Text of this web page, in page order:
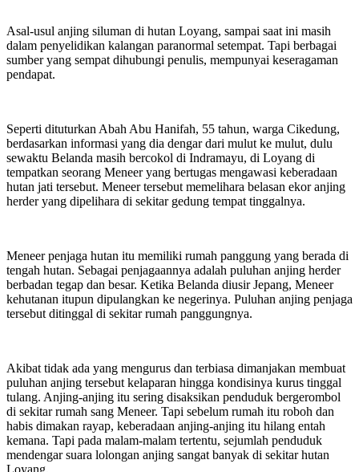
Asal-usul anjing siluman di hutan Loyang, sampai saat ini masih
dalam penyelidikan kalangan paranormal setempat. Tapi berbagai
sumber yang sempat dihubungi penulis, mempunyai keseragaman
pendapat.
Seperti dituturkan Abah Abu Hanifah, 55 tahun, warga Cikedung,
berdasarkan informasi yang dia dengar dari mulut ke mulut, dulu
sewaktu Belanda masih bercokol di Indramayu, di Loyang di
tempatkan seorang Meneer yang bertugas mengawasi keberadaan
hutan jati tersebut. Meneer tersebut memelihara belasan ekor anjing
herder yang dipelihara di sekitar gedung tempat tinggalnya.
Meneer penjaga hutan itu memiliki rumah panggung yang berada di
tengah hutan. Sebagai penjagaannya adalah puluhan anjing herder
berbadan tegap dan besar. Ketika Belanda diusir Jepang, Meneer
kehutanan itupun dipulangkan ke negerinya. Puluhan anjing penjaga
tersebut ditinggal di sekitar rumah panggungnya.
Akibat tidak ada yang mengurus dan terbiasa dimanjakan membuat
puluhan anjing tersebut kelaparan hingga kondisinya kurus tinggal
tulang. Anjing-anjing itu sering disaksikan penduduk bergerombol
di sekitar rumah sang Meneer. Tapi sebelum rumah itu roboh dan
habis dimakan rayap, keberadaan anjing-anjing itu hilang entah
kemana. Tapi pada malam-malam tertentu, sejumlah penduduk
mendengar suara lolongan anjing sangat banyak di sekitar hutan
Loyang.